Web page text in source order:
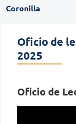
Coronilla
Oficio de
2025
Oficio de